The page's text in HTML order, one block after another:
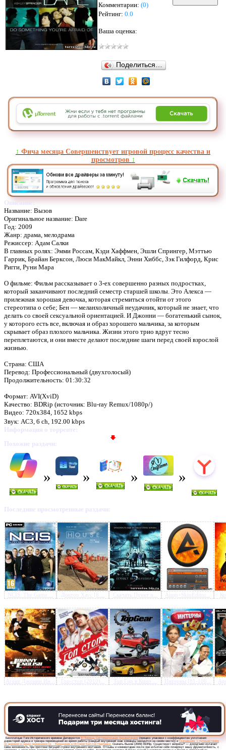
Предлагаем скачать
Вызов (2009) BDRip»
Комментарии: (0)
Рейтинг: 0.0
Ваша оценка:
Поделиться…
↕️ Фича месяца Совершенствует игровой процесс качества и
просмотров ↕️
Описание:
Название: Вызов
Оригинальное название: Dare
Год: 2009
Жанр: драма, мелодрама
Режиссер: Адам Салки
В главных ролях: Эмми Россам, Кэди Хаффмен, Эшли Спрингер, Мэттью
Гаррик, Брайан Берксон, Люси МакМайкл, Энни Хиббс, Зэк Гилфорд, Крис
Ригги, Руни Мара
О фильме: Фильм рассказывает о 3-ех совершенно разных подростках,
который заканчивают последний семестр старшей школы. Это Алекса —
прилежная хорошая девочка, которая стремиться отойти от этого
стереотипа о себе; Бен — меланхоличный неудачник, который не знает, что
делать со своей сексуальной ориентацией. И Джонни — богатенький сынок,
у которого есть все, включая и образ хорошего мальчика, за которым
скрывает образ плохого мальчика. Жизни этого трио вдруг тесно
переплетаются, и они вместе делают последние шаги перед своей взрослой
жизнью.
Страна: США
Перевод: Профессиональный (двухголосый)
Продолжительность: 01:30:32
Формат: AVI(XviD)
Качество: BDRip (источник: Blu-ray Remux/1080p/)
Видео: 720x384, 1652 kbps
Звук: AC3, 6 ch, 192.00 kbps
Информация о торренте:
Похожие раздачи:
Последние просмотренные раздачи:
NCIS: The Game ... Доктор Хаус [8 ... Скачать Пункт н... Aimp+SkinEditor...
Агент Джонни Ин... Гоп-стоп (2010)... Топ Гир в Кино ... Интерны [81-106...